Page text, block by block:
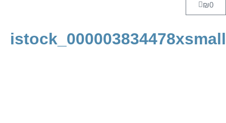
₪0
istock_000003834478xsmall